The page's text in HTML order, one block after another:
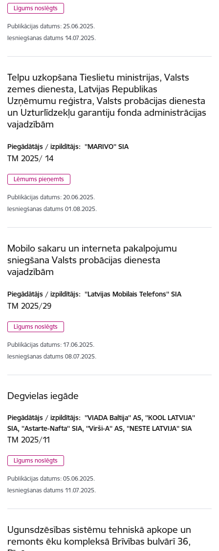
Līgums noslēgts
Publikācijas datums: 25.06.2025.
Iesniegšanas datums 14.07.2025.
Telpu uzkopšana Tieslietu ministrijas, Valsts
zemes dienesta, Latvijas Republikas
Uzņēmumu reģistra, Valsts probācijas dienesta
un Uzturlīdzekļu garantiju fonda administrācijas
vajadzībām
Piegādātājs / izpildītājs: ''MARIVO'' SIA
TM 2025/ 14
Lēmums pieņemts
Publikācijas datums: 20.06.2025.
Iesniegšanas datums 01.08.2025.
Mobilo sakaru un interneta pakalpojumu
sniegšana Valsts probācijas dienesta
vajadzībām
Piegādātājs / izpildītājs: ''Latvijas Mobilais Telefons'' SIA
TM 2025/29
Līgums noslēgts
Publikācijas datums: 17.06.2025.
Iesniegšanas datums 08.07.2025.
Degvielas iegāde
Piegādātājs / izpildītājs: ''VIADA Baltija'' AS, ''KOOL LATVIJA''
SIA, ''Astarte-Nafta'' SIA, ''Virši-A'' AS, ''NESTE LATVIJA'' SIA
TM 2025/11
Līgums noslēgts
Publikācijas datums: 05.06.2025.
Iesniegšanas datums 11.07.2025.
Ugunsdzēsības sistēmu tehniskā apkope un
remonts ēku kompleksā Brīvības bulvārī 36,